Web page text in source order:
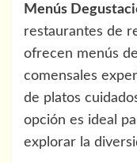
Menús
restaurantes de
ofrecen menús
comensales
de platos
opción es ideal
explorar la